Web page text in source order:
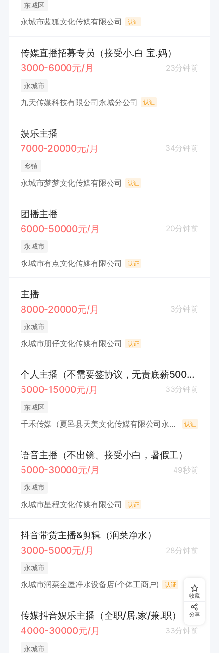
东城区
永城市蓝狐文化传媒有限公司 认证
传媒直播招募专员（接受小.白 宝.妈）
3000-6000元/月
23分钟前
永城市
九天传媒科技有限公司永城分公司 认证
娱乐主播
7000-20000元/月
34分钟前
乡镇
永城市梦梦文化传媒有限公司 认证
团播主播
6000-50000元/月
20分钟前
永城市
永城市有点文化传媒有限公司 认证
主播
8000-20000元/月
3分钟前
永城市
永城市朋仔文化传媒有限公司 认证
个人主播（不需要签协议，无责底薪5000-8000，接受小白零基础教）
5000-15000元/月
33分钟前
东城区
千禾传媒（夏邑县天美文化传媒有限公司永城第一分公司） 认证
语音主播（不出镜、接受小白，暑假工）
5000-30000元/月
49秒前
永城市
永城市星程文化传媒有限公司 认证
抖音带货主播&剪辑（润莱净水）
3000-5000元/月
28分钟前
永城市
永城市润菜全屋净水设备店(个体工商户) 认证
传媒抖音娱乐主播（全职/居.家/兼.职）
4000-30000元/月
33分钟前
永城市
收藏
分享